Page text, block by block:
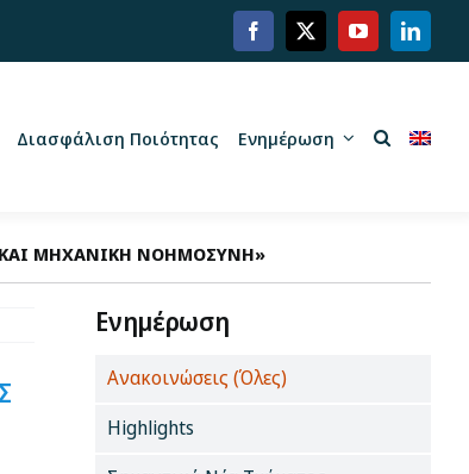
Διασφάλιση Ποιότητας Ενημέρωση
ΚΑΙ ΜΗΧΑΝΙΚΗ ΝΟΗΜΟΣΥΝΗ»
Ενημέρωση
Ανακοινώσεις (Όλες)
Highlights